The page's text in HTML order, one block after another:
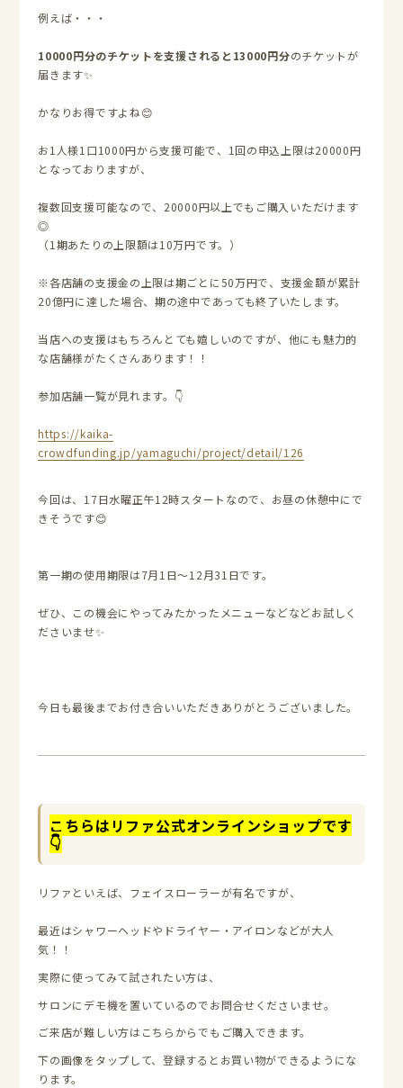
例えば・・・
10000円分のチケットを支援されると13000円分のチケットが
届きます✨
かなりお得ですよね😊
お1人様1口1000円から支援可能で、1回の申込上限は20000円
となっておりますが、
複数回支援可能なので、20000円以上でもご購入いただけます
◎
（1期あたりの上限額は10万円です。）
※各店舗の支援金の上限は期ごとに50万円で、支援金額が累計
20億円に達した場合、期の途中であっても終了いたします。
当店への支援はもちろんとても嬉しいのですが、他にも魅力的
な店舗様がたくさんあります！！
参加店舗一覧が見れます。👇
https://kaika-
crowdfunding.jp/yamaguchi/project/detail/126
今回は、17日水曜正午12時スタートなので、お昼の休憩中にで
きそうです😊
第一期の使用期限は7月1日～12月31日です。
ぜひ、この機会にやってみたかったメニューなどなどお試しく
ださいませ✨
今日も最後までお付き合いいただきありがとうございました。
こちらはリファ公式オンラインショップです
👇
リファといえば、フェイスローラーが有名ですが、
最近はシャワーヘッドやドライヤー・アイロンなどが大人
気！！
実際に使ってみて試されたい方は、
サロンにデモ機を置いているのでお問合せくださいませ。
ご来店が難しい方はこちらからでもご購入できます。
下の画像をタップして、登録するとお買い物ができるようにな
ります。